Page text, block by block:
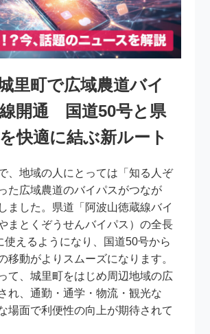
里町で広域農道バイ
開通 国道50号と県
快適に結ぶ新ルート
、地域の人にとっては「知る人ぞ
た広域農道のバイパスがつなが
ました。県道「阿波山徳蔵線バイ
まとくぞうせんバイパス）の全長
使えるようになり、国道50号から
移動がよりスムーズになります。
て、城里町をはじめ周辺地域の広
れ、通勤・通学・物流・観光な
場面で利便性の向上が期待されて